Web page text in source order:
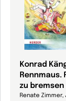
Konrad
Rennmaus.
zu bremsen
Renate Zimmer,